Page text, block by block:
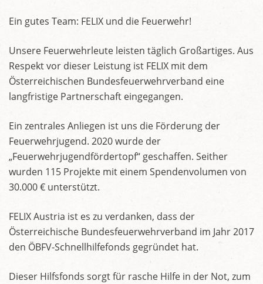
Ein gutes Team: FELIX und die Feuerwehr!
Unsere Feuerwehrleute leisten täglich Großartiges. Aus
Respekt vor dieser Leistung ist FELIX mit dem
Österreichischen Bundesfeuerwehrverband eine
langfristige Partnerschaft eingegangen.
Ein zentrales Anliegen ist uns die Förderung der
Feuerwehrjugend. 2020 wurde der
„Feuerwehrjugendfördertopf“ geschaffen. Seither
wurden 115 Projekte mit einem Spendenvolumen von
30.000 € unterstützt.
FELIX Austria ist es zu verdanken, dass der
Österreichische Bundesfeuerwehrverband im Jahr 2017
den ÖBFV-Schnellhilfefonds gegründet hat.
Dieser Hilfsfonds sorgt für rasche Hilfe in der Not, zum